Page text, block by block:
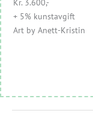
Kr. 3.600,-
+ 5% kunstavgift
Art by Anett-Kristin